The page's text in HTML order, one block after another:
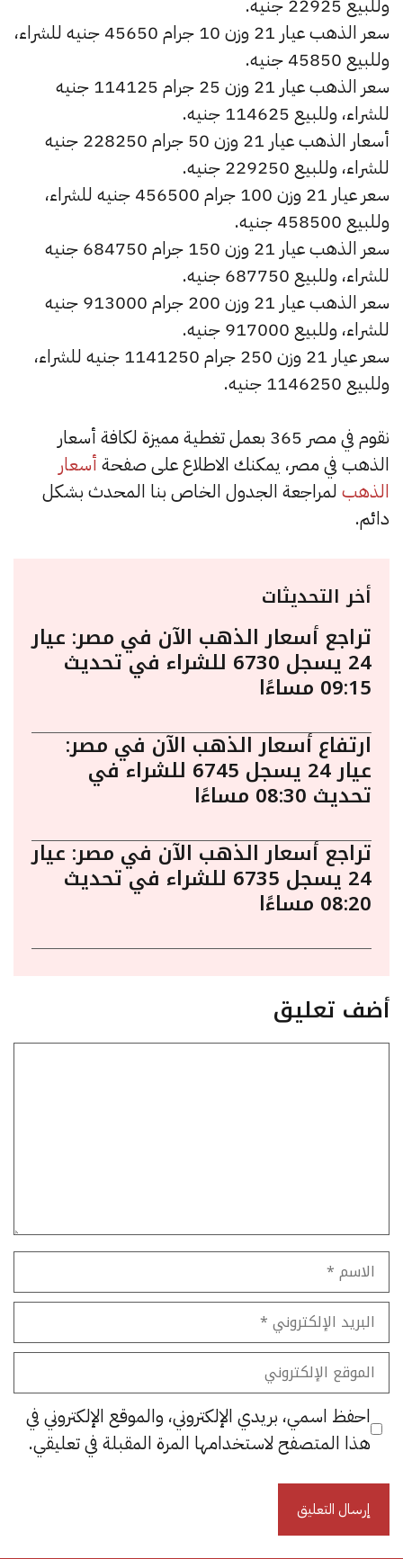
سعر الذهب عيار 21 وزن 10 جرام 45650 جنيه للشراء،
وللبيع 45850 جنيه.
سعر الذهب عيار 21 وزن 25 جرام 114125 جنيه
للشراء، وللبيع 114625 جنيه.
أسعار الذهب عيار 21 وزن 50 جرام 228250 جنيه
للشراء، وللبيع 229250 جنيه.
سعر عيار 21 وزن 100 جرام 456500 جنيه للشراء،
وللبيع 458500 جنيه.
سعر الذهب عيار 21 وزن 150 جرام 684750 جنيه
للشراء، وللبيع 687750 جنيه.
سعر الذهب عيار 21 وزن 200 جرام 913000 جنيه
للشراء، وللبيع 917000 جنيه.
سعر عيار 21 وزن 250 جرام 1141250 جنيه للشراء،
وللبيع 1146250 جنيه.
نقوم في مصر 365 بعمل تغطية مميزة لكافة أسعار
الذهب في مصر، يمكنك الاطلاع على صفحة أسعار
الذهب لمراجعة الجدول الخاص بنا المحدث بشكل
دائم.
أخر التحديثات
تراجع أسعار الذهب الآن في مصر: عيار
24 يسجل 6730 للشراء في تحديث
09:15 مساءًا
ارتفاع أسعار الذهب الآن في مصر:
عيار 24 يسجل 6745 للشراء في
تحديث 08:30 مساءًا
تراجع أسعار الذهب الآن في مصر: عيار
24 يسجل 6735 للشراء في تحديث
08:20 مساءًا
أضف تعليق
الاسم
البريد
الإلكتروني
الموقع
الإلكتروني
احفظ اسمي، بريدي الإلكتروني، والموقع الإلكتروني في
هذا المتصفح لاستخدامها المرة المقبلة في تعليقي.